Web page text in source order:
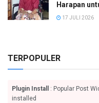
Harapan
17 JULI 2026
TERPOPULER
Plugin Install
: Popular Post
installed